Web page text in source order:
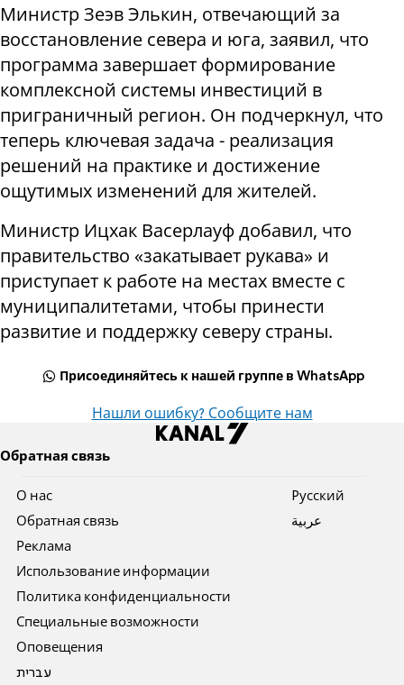
Министр Зеэв Элькин, отвечающий за
восстановление севера и юга, заявил, что
программа завершает формирование
комплексной системы инвестиций в
приграничный регион. Он подчеркнул, что
теперь ключевая задача - реализация
решений на практике и достижение
ощутимых изменений для жителей.
Министр Ицхак Васерлауф добавил, что
правительство «закатывает рукава» и
приступает к работе на местах вместе с
муниципалитетами, чтобы принести
развитие и поддержку северу страны.
Присоединяйтесь к нашей группе в WhatsApp
Нашли ошибку? Сообщите нам
Обратная связь
О нас
Обратная связь
Реклама
Использование информации
Политика конфиденциальности
Специальные возможности
Оповещения
עברית
Pусский
عربية